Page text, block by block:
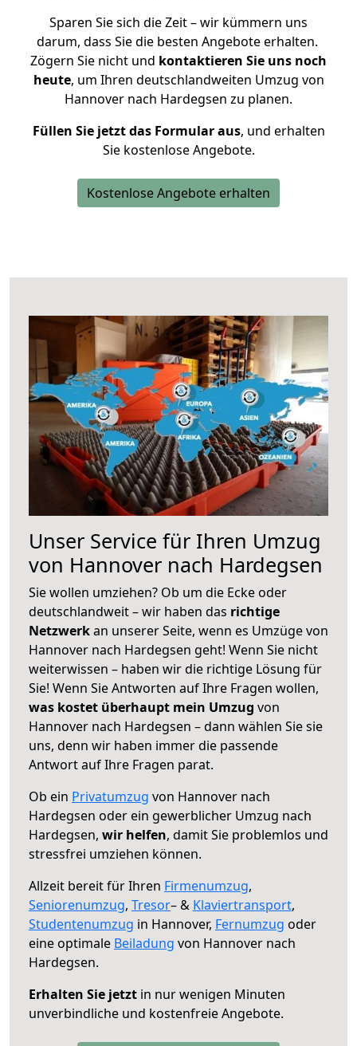
Sparen Sie sich die Zeit – wir kümmern uns
darum, dass Sie die besten Angebote erhalten.
Zögern Sie nicht und kontaktieren Sie uns noch
heute, um Ihren deutschlandweiten Umzug von
Hannover nach Hardegsen zu planen.
Füllen Sie jetzt das Formular aus, und erhalten
Sie kostenlose Angebote.
Kostenlose Angebote erhalten
Unser Service für Ihren Umzug
von Hannover nach Hardegsen
Sie wollen umziehen? Ob um die Ecke oder
deutschlandweit – wir haben das richtige
Netzwerkan unserer Seite, wenn es Umzüge von
Hannover nach Hardegsen geht! Wenn Sie nicht
weiterwissen – haben wir die richtige Lösung für
Sie! Wenn Sie Antworten auf Ihre Fragen wollen,
was kostet überhaupt mein Umzug von
Hannover nach Hardegsen – dann wählen Sie sie
uns, denn wir haben immer die passende
Antwort auf Ihre Fragen parat.
Ob ein Privatumzug von Hannover nach
Hardegsen oder ein gewerblicher Umzug nach
Hardegsen, wir helfen, damit Sie problemlos und
stressfrei umziehen können.
Allzeit bereit für Ihren Firmenumzug,
Seniorenumzug, Tresor– & Klaviertransport,
Studentenumzug in Hannover, Fernumzug oder
eine optimale Beiladung von Hannover nach
Hardegsen.
Erhalten Sie jetzt in nur wenigen Minuten
unverbindliche und kostenfreie Angebote.